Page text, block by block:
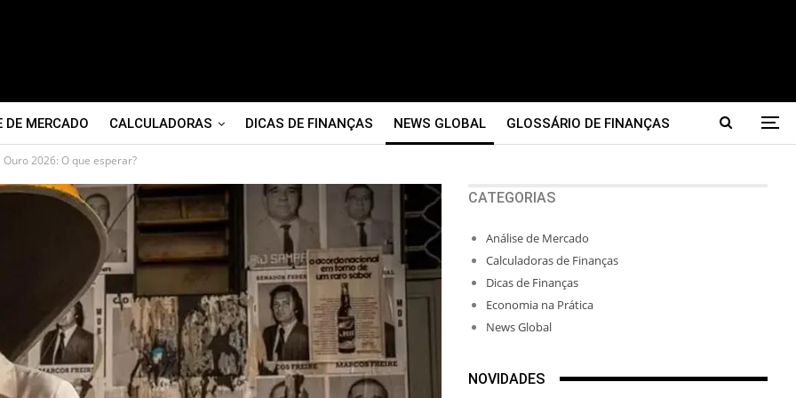
DE MERCADO CALCULADORAS DICAS DE FINANÇAS NEWS GLOBAL GLOSSÁRIO DE FINANÇAS
Ouro 2026: O que esperar?
CATEGORIAS
Análise de Mercado
Calculadoras de Finanças
Dicas de Finanças
Economia na Prática
News Global
NOVIDADES